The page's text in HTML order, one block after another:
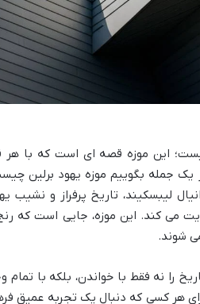
این موزه قصه ای است که با
جمله بگوییم موزه یهود برلین
لیبسکیند، تاریخ پرفراز و نشیب
می کند. این موزه، جایی است که
شوند.
را نه فقط با خواندن، بلکه با
هر کسی که دنبال یک تجربه عمیق